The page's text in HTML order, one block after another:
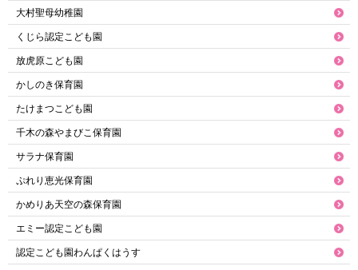
大村聖母幼稚園
くじら認定こども園
放虎原こども園
かしのき保育園
たけまつこども園
千木の森やまびこ保育園
サラナ保育園
ぷれり恵光保育園
かめりあ天空の森保育園
エミー認定こども園
認定こども園わんぱくはうす